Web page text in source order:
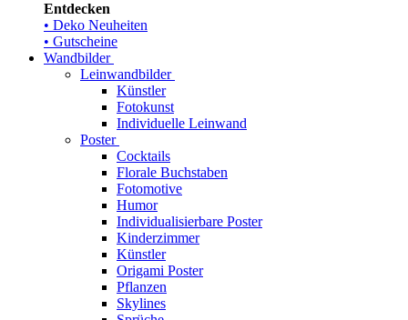
Entdecken
• Deko Neuheiten
• Gutscheine
Wandbilder
Leinwandbilder
Künstler
Fotokunst
Individuelle Leinwand
Poster
Cocktails
Florale Buchstaben
Fotomotive
Humor
Individualisierbare Poster
Kinderzimmer
Künstler
Origami Poster
Pflanzen
Skylines